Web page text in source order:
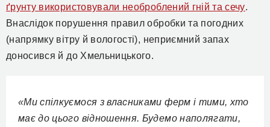
ґрунту використовували необроблений гній та сечу.
Внаслідок порушення правил обробки та погодних
(напрямку вітру й вологості), неприємний запах
доносився й до Хмельницького.
«Ми спілкуємося з власниками ферм і тими, хто
має до цього відношення. Будемо наполягати,